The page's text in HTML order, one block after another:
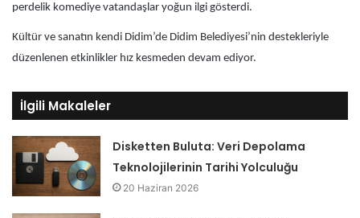
perdelik komediye vatandaşlar yoğun ilgi gösterdi.
Kültür ve sanatın kendi Didim’de Didim Belediyesi’nin destekleriyle
düzenlenen etkinlikler hız kesmeden devam ediyor.
İlgili Makaleler
Disketten Buluta: Veri Depolama
Teknolojilerinin Tarihi Yolculuğu
20 Haziran 2026